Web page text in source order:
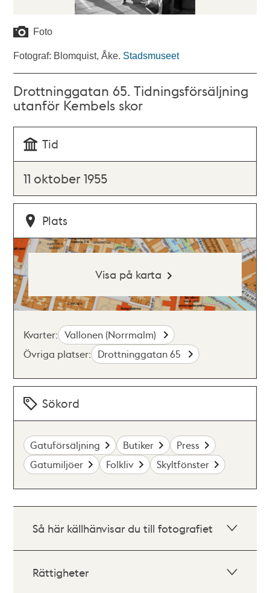
Foto
Fotograf: Blomquist, Åke. Stadsmuseet
Drottninggatan 65. Tidningsförsäljning
utanför Kembels skor
Tid
11 oktober 1955
Plats
Visa på karta
Kvarter: Vallonen (Norrmalm)
Övriga platser: Drottninggatan 65
Sökord
Gatuförsäljning Butiker
Press
Gatumiljöer
Folkliv Skyltfönster
Så här källhänvisar du till fotografiet
Rättigheter